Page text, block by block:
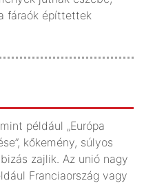
fáraók építtettek
például „Európa
kőkemény, súlyos
zajlik. Az unió nagy
Franciaország vagy